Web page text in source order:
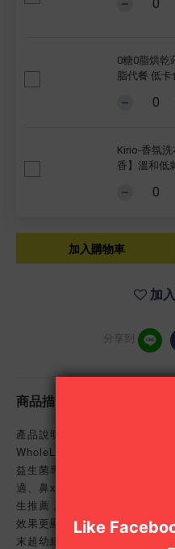
0糖0脂烘乾
脂代餐 低
Kirio-香氛
香】溫和低
加入購物車
加
分享到
商品描述
產品說明
WholeLove Plus 抗敏舒醫學
益生菌專利植物性乳酸菌K-2，
適、鼻x症狀，如噴嚏、鼻塞
生推薦，富含青春雙歧桿菌，
效果更顯著。本產品經日本百
末超幼細，直達腸道，容易吸收